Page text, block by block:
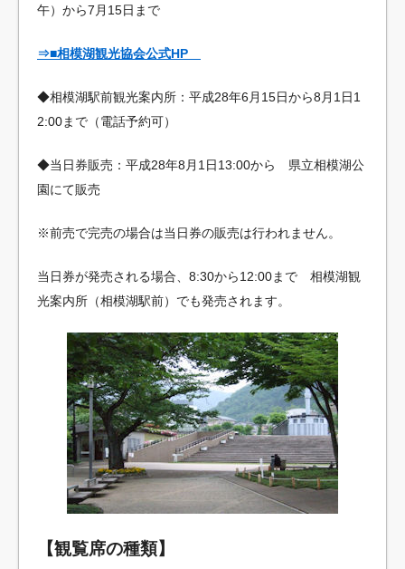
午）から7月15日まで
⇒■相模湖観光協会公式HP
◆相模湖駅前観光案内所：平成28年6月15日から8月1日1
2:00まで（電話予約可）
◆当日券販売：平成28年8月1日13:00から 県立相模湖公
園にて販売
※前売で完売の場合は当日券の販売は行われません。
当日券が発売される場合、8:30から12:00まで 相模湖観
光案内所（相模湖駅前）でも発売されます。
【観覧席の種類】